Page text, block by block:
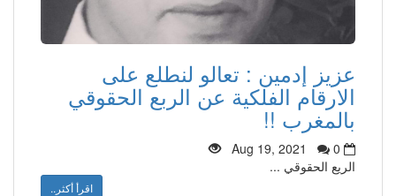
عزيز إدمين : تعالو لنطلع على
الارقام الفلكية عن الربع الحقوقي
بالمغرب !!
Aug 19, 2021
0
الريع الحقوقي ...
اقرأ أكثر..